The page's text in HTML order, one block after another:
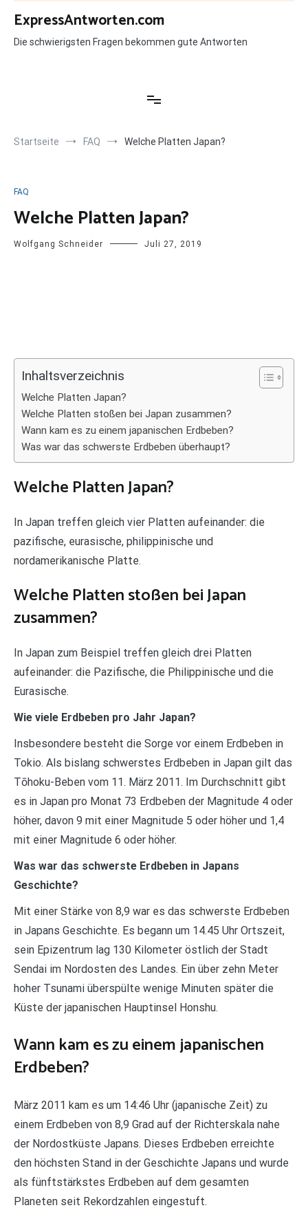
Zum
Inhalt
springen
ExpressAntworten.com
Die schwierigsten Fragen bekommen gute Antworten
Startseite FAQ Welche Platten Japan?
FAQ
Welche Platten Japan?
Wolfgang Schneider Juli 27, 2019
Inhaltsverzeichnis
Welche Platten Japan?
Welche Platten stoßen bei Japan zusammen?
Wann kam es zu einem japanischen Erdbeben?
Was war das schwerste Erdbeben überhaupt?
Welche Platten Japan?
In Japan treffen gleich vier Platten aufeinander: die
pazifische, eurasische, philippinische und
nordamerikanische Platte.
Welche Platten stoßen bei Japan
zusammen?
In Japan zum Beispiel treffen gleich drei Platten
aufeinander: die Pazifische, die Philippinische und die
Eurasische.
Wie viele Erdbeben pro Jahr Japan?
Insbesondere besteht die Sorge vor einem Erdbeben in
Tokio. Als bislang schwerstes Erdbeben in Japan gilt das
Tōhoku-Beben vom 11. März 2011. Im Durchschnitt gibt
es in Japan pro Monat 73 Erdbeben der Magnitude 4 oder
höher, davon 9 mit einer Magnitude 5 oder höher und 1,4
mit einer Magnitude 6 oder höher.
Was war das schwerste Erdbeben in Japans
Geschichte?
Mit einer Stärke von 8,9 war es das schwerste Erdbeben
in Japans Geschichte. Es begann um 14.45 Uhr Ortszeit,
sein Epizentrum lag 130 Kilometer östlich der Stadt
Sendai im Nordosten des Landes. Ein über zehn Meter
hoher Tsunami überspülte wenige Minuten später die
Küste der japanischen Hauptinsel Honshu.
Wann kam es zu einem japanischen
Erdbeben?
März 2011 kam es um 14:46 Uhr (japanische Zeit) zu
einem Erdbeben von 8,9 Grad auf der Richterskala nahe
der Nordostküste Japans. Dieses Erdbeben erreichte
den höchsten Stand in der Geschichte Japans und wurde
als fünftstärkstes Erdbeben auf dem gesamten
Planeten seit Rekordzahlen eingestuft.